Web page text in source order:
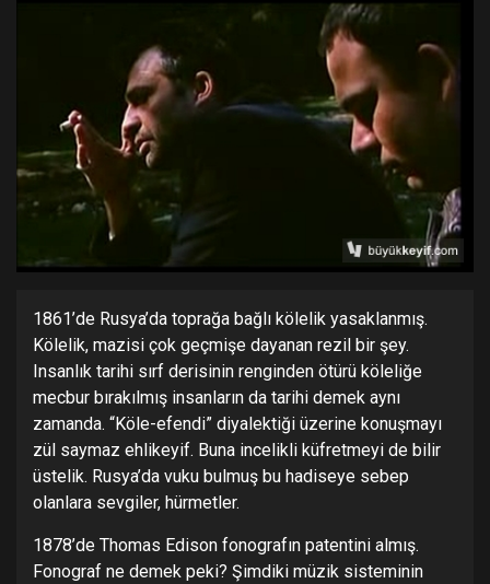
1861’de Rusya’da toprağa bağlı kölelik yasaklanmış.
Kölelik, mazisi çok geçmişe dayanan rezil bir şey.
Insanlık tarihi sırf derisinin renginden ötürü köleliğe
mecbur bırakılmış insanların da tarihi demek aynı
zamanda. “Köle-efendi” diyalektiği üzerine konuşmayı
zül saymaz ehlikeyif. Buna incelikli küfretmeyi de bilir
üstelik. Rusya’da vuku bulmuş bu hadiseye sebep
olanlara sevgiler, hürmetler.
1878’de Thomas Edison fonografın patentini almış.
Fonograf ne demek peki? Şimdiki müzik sisteminin